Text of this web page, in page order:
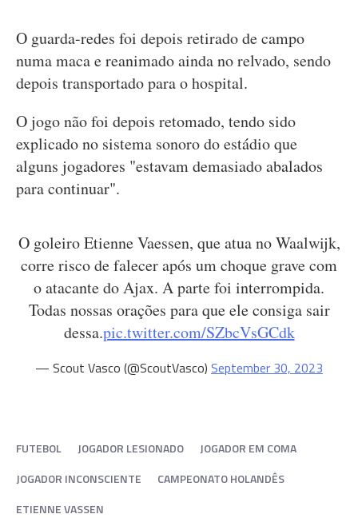
O guarda-redes foi depois retirado de campo
numa maca e reanimado ainda no relvado, sendo
depois transportado para o hospital.
O jogo não foi depois retomado, tendo sido
explicado no sistema sonoro do estádio que
alguns jogadores "estavam demasiado abalados
para continuar".
O goleiro Etienne Vaessen, que atua no Waalwijk,
corre risco de falecer após um choque grave com
o atacante do Ajax. A parte foi interrompida.
Todas nossas orações para que ele consiga sair
dessa.pic.twitter.com/SZbcVsGCdk
— Scout Vasco (@ScoutVasco) September 30, 2023
FUTEBOL JOGADOR LESIONADO
JOGADOR EM COMA
JOGADOR INCONSCIENTE
CAMPEONATO HOLANDÊS
ETIENNE VASSEN